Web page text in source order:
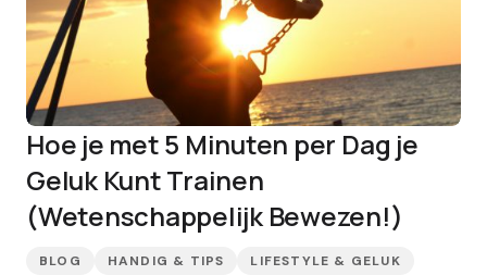
Hoe je met 5 Minuten per Dag je
Geluk Kunt Trainen
(Wetenschappelijk Bewezen!)
BLOG HANDIG & TIPS LIFESTYLE & GELUK